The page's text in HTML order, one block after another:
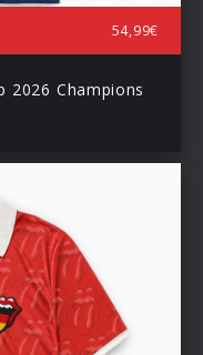
54,99€
2026 Champions